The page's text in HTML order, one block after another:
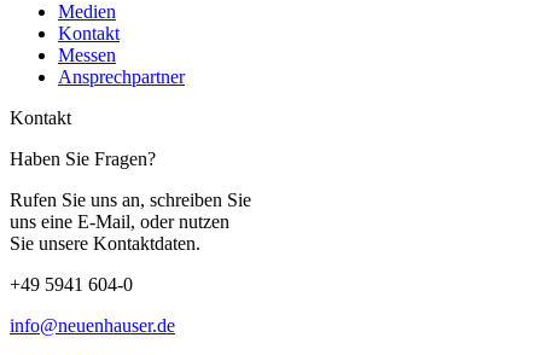
Medien
Kontakt
Messen
Ansprechpartner
Kontakt
Haben Sie Fragen?
Rufen Sie uns an, schreiben Sie
uns eine E-Mail, oder nutzen
Sie unsere Kontaktdaten.
+49 5941 604-0
info@neuenhauser.de